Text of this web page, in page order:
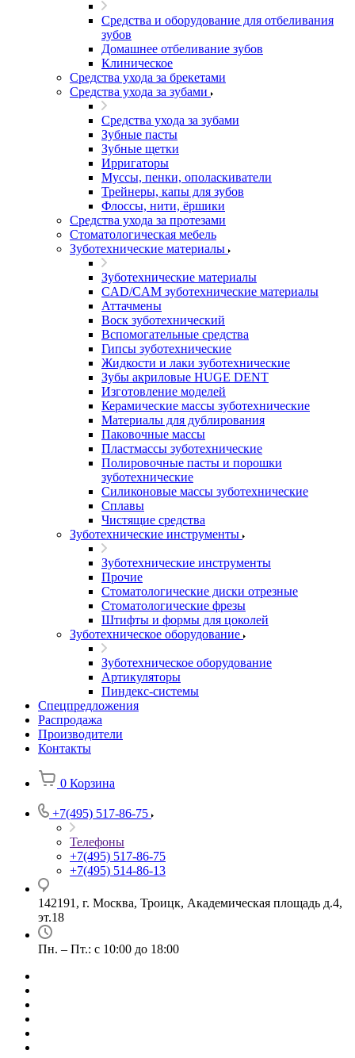
Средства и оборудование для отбеливания
зубов
Домашнее отбеливание зубов
Клиническое
Средства ухода за брекетами
Средства ухода за зубами
Средства ухода за зубами
Зубные пасты
Зубные щетки
Ирригаторы
Муссы, пенки, ополаскиватели
Трейнеры, капы для зубов
Флоссы, нити, ёршики
Средства ухода за протезами
Стоматологическая мебель
Зуботехнические материалы
Зуботехнические материалы
CAD/CAM зуботехнические материалы
Аттачмены
Воск зуботехнический
Вспомогательные средства
Гипсы зуботехнические
Жидкости и лаки зуботехнические
Зубы акриловые HUGE DENT
Изготовление моделей
Керамические массы зуботехнические
Материалы для дублирования
Паковочные массы
Пластмассы зуботехнические
Полировочные пасты и порошки
зуботехнические
Силиконовые массы зуботехнические
Сплавы
Чистящие средства
Зуботехнические инструменты
Зуботехнические инструменты
Прочие
Стоматологические диски отрезные
Стоматологические фрезы
Штифты и формы для цоколей
Зуботехническое оборудование
Зуботехническое оборудование
Артикуляторы
Пиндекс-системы
Спецпредложения
Распродажа
Производители
Контакты
0 Корзина
+7(495) 517-86-75
Телефоны
+7(495) 517-86-75
+7(495) 514-86-13
142191, г. Москва, Троицк, Академическая площадь д.4,
эт.18
Пн. – Пт.: с 10:00 до 18:00